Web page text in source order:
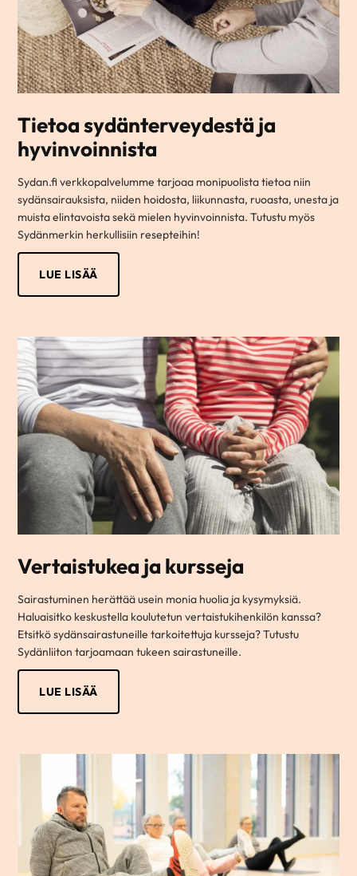
Tietoa sydänterveydestä ja
hyvinvoinnista
Sydan.fi verkkopalvelumme tarjoaa monipuolista tietoa niin
sydänsairauksista, niiden hoidosta, liikunnasta, ruoasta, unesta ja
muista elintavoista sekä mielen hyvinvoinnista. Tutustu myös
Sydänmerkin herkullisiin resepteihin!
LUE LISÄÄ
Vertaistukea ja kursseja
Sairastuminen herättää usein monia huolia ja kysymyksiä.
Haluaisitko keskustella koulutetun vertaistukihenkilön kanssa?
Etsitkö sydänsairastuneille tarkoitettuja kursseja? Tutustu
Sydänliiton tarjoamaan tukeen sairastuneille.
LUE LISÄÄ